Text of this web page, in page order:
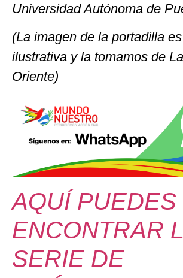
Universidad Autónoma de
(La imagen de la portadilla
ilustrativa y la tomamos de
Oriente)
AQUÍ PUEDES
ENCONTRAR
SERIE DE